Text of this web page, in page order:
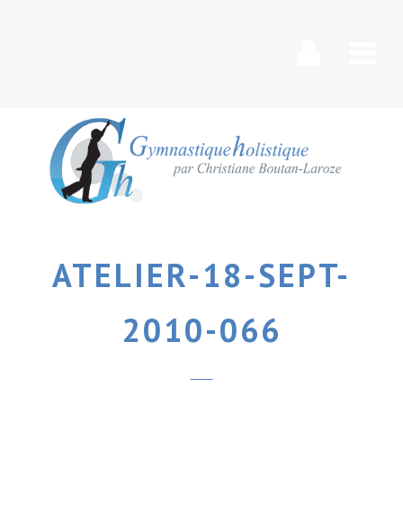
ATELIER-18-SEPT-
2010-066